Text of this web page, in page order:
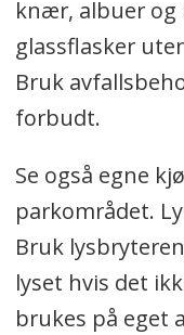
knær, albuer og
glassflasker
Bruk
forbudt.
Se også egne
parkområdet.
Bruk
lyset hvis det
brukes på eget